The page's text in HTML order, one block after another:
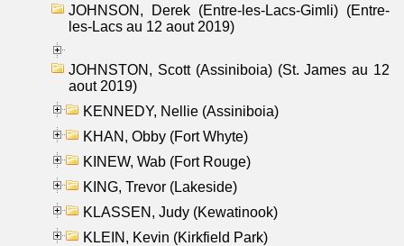
JOHNSON, Derek (Entre-les-Lacs-Gimli) (Entre-
les-Lacs au 12 aout 2019)
JOHNSTON, Scott (Assiniboia) (St. James au 12
aout 2019)
KENNEDY, Nellie (Assiniboia)
KHAN, Obby (Fort Whyte)
KINEW, Wab (Fort Rouge)
KING, Trevor (Lakeside)
KLASSEN, Judy (Kewatinook)
KLEIN, Kevin (Kirkfield Park)